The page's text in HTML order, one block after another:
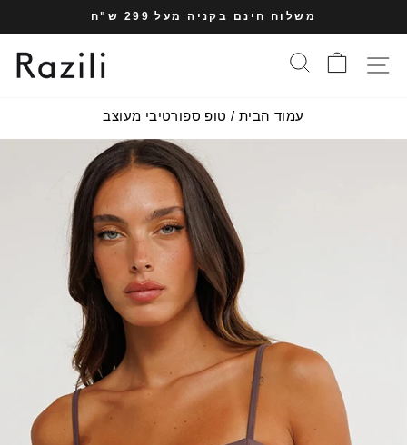
לתוכן
עצרי
משלוח חינם בקניה מעל 299 ש"ח
תפריט אתרסל הקניות
עמוד הבית / טופ ספורטיבי מעוצב